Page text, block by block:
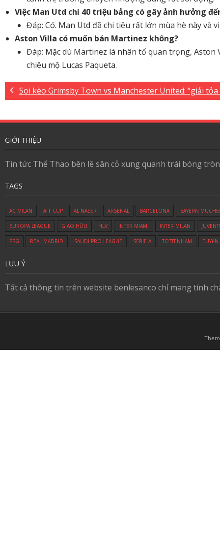
Việc Man Utd chi 40 triệu bảng có gây ảnh hưởng
Đáp: Có. Man Utd đã chi tiêu rất lớn mùa hè này và
Aston Villa có muốn bán Martinez không?
Đáp: Mặc dù Martinez là nhân tố quan trọng, Aston
chiêu mộ Lucas Paqueta.
Soi kèo Grimsby Town vs Manchester United: “giải tỏa
GIỚI THIỆU
Tin tức Thể Thao bên lề sân cỏ xung quanh trái bóng
TAGS
AC MILAN AFF CUP AL NASSR ARSENAL BARCELONA BAYERN
EUROPA LEAGUE GIAO HỮU HLV INTER MIAMI INTER MILAN
PSG REAL MADRID SAUDI PRO LEAGUE SERIE A TOTTENHAM
LƯU Ý
Tất cả thông tin trên website benlesanco chỉ mang tính